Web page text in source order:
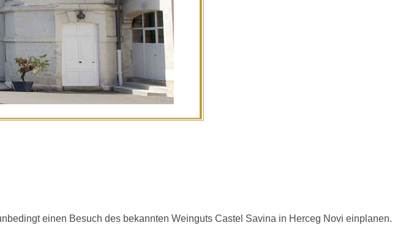
einen Besuch des bekannten Weinguts Castel Savina in Herceg Novi einplanen.